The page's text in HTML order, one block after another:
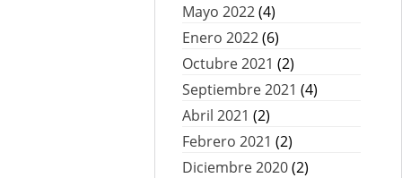
Mayo 2022(4)
Enero 2022(6)
Octubre 2021 (2)
Septiembre 2021 (4)
Abril 2021 (2)
Febrero 2021 (2)
Diciembre 2020(2)